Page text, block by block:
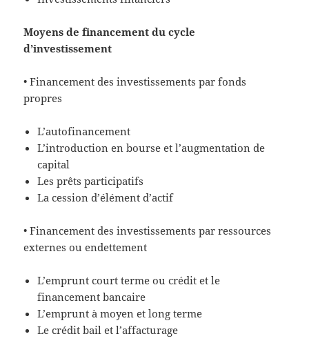
Moyens de financement du cycle
d’investissement
• Financement des investissements par fonds
propres
L’autofinancement
L’introduction en bourse et l’augmentation de
capital
Les prêts participatifs
La cession d’élément d’actif
• Financement des investissements par ressources
externes ou endettement
L’emprunt court terme ou crédit et le
financement bancaire
L’emprunt à moyen et long terme
Le crédit bail et l’affacturage